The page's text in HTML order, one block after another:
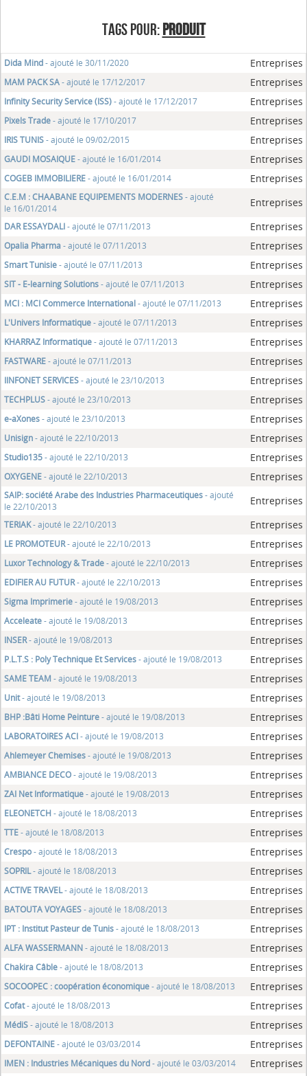
TAGS POUR: PRODUIT
Dida Mind- ajouté le 30/11/2020 Entreprises
MAM PACK SA- ajouté le 17/12/2017 Entreprises
Infinity Security Service (ISS)- ajouté le 17/12/2017 Entreprises
Pixels Trade- ajouté le 17/10/2017 Entreprises
IRIS TUNIS- ajouté le 09/02/2015 Entreprises
GAUDI MOSAIQUE- ajouté le 16/01/2014 Entreprises
COGEB IMMOBILIERE- ajouté le 16/01/2014 Entreprises
C.E.M : CHAABANE EQUIPEMENTS MODERNES- ajouté
le 16/01/2014
Entreprises
DAR ESSAYDALI- ajouté le 07/11/2013 Entreprises
Opalia Pharma- ajouté le 07/11/2013 Entreprises
Smart Tunisie- ajouté le 07/11/2013 Entreprises
SIT - E-learning Solutions- ajouté le 07/11/2013 Entreprises
MCI : MCI Commerce International- ajouté le 07/11/2013 Entreprises
L'Univers Informatique- ajouté le 07/11/2013 Entreprises
KHARRAZ Informatique- ajouté le 07/11/2013 Entreprises
FASTWARE- ajouté le 07/11/2013 Entreprises
IINFONET SERVICES- ajouté le 23/10/2013 Entreprises
TECHPLUS- ajouté le 23/10/2013 Entreprises
e-aXones- ajouté le 23/10/2013 Entreprises
Unisign- ajouté le 22/10/2013 Entreprises
Studio135- ajouté le 22/10/2013 Entreprises
OXYGENE- ajouté le 22/10/2013 Entreprises
SAIP: société Arabe des Industries Pharmaceutiques- ajouté
le 22/10/2013
Entreprises
TERIAK- ajouté le 22/10/2013 Entreprises
LE PROMOTEUR- ajouté le 22/10/2013 Entreprises
Luxor Technology & Trade- ajouté le 22/10/2013 Entreprises
EDIFIER AU FUTUR- ajouté le 22/10/2013 Entreprises
Sigma Imprimerie- ajouté le 19/08/2013 Entreprises
Acceleate- ajouté le 19/08/2013 Entreprises
INSER- ajouté le 19/08/2013 Entreprises
P.L.T.S : Poly Technique Et Services- ajouté le 19/08/2013 Entreprises
SAME TEAM - ajouté le 19/08/2013 Entreprises
Unit- ajouté le 19/08/2013 Entreprises
BHP :Bâti Home Peinture- ajouté le 19/08/2013 Entreprises
LABORATOIRES ACI- ajouté le 19/08/2013 Entreprises
Ahlemeyer Chemises- ajouté le 19/08/2013 Entreprises
AMBIANCE DECO- ajouté le 19/08/2013 Entreprises
ZAI Net Informatique- ajouté le 19/08/2013 Entreprises
ELEONETCH- ajouté le 18/08/2013 Entreprises
TTE- ajouté le 18/08/2013 Entreprises
Crespo- ajouté le 18/08/2013 Entreprises
SOPRIL- ajouté le 18/08/2013 Entreprises
ACTIVE TRAVEL- ajouté le 18/08/2013 Entreprises
BATOUTA VOYAGES- ajouté le 18/08/2013 Entreprises
IPT : Institut Pasteur de Tunis- ajouté le 18/08/2013 Entreprises
ALFA WASSERMANN- ajouté le 18/08/2013 Entreprises
Chakira Câble- ajouté le 18/08/2013 Entreprises
SOCOOPEC : coopération économique- ajouté le 18/08/2013 Entreprises
Cofat- ajouté le 18/08/2013 Entreprises
MédiS- ajouté le 18/08/2013 Entreprises
DEFONTAINE- ajouté le 03/03/2014 Entreprises
IMEN : Industries Mécaniques du Nord- ajouté le 03/03/2014 Entreprises